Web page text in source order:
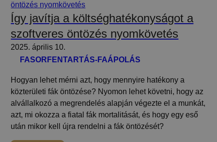
Így javítja a költséghatékonyságot a
szoftveres öntözés nyomkövetés
2025. április 10.
FASORFENTARTÁS-FAÁPOLÁS
Hogyan lehet mérni azt, hogy mennyire hatékony a
közterületi fák öntözése? Nyomon lehet követni, hogy az
alvállalkozó a megrendelés alapján végezte el a munkát,
azt, mi okozza a fiatal fák mortalitását, és hogy egy eső
után mikor kell újra rendelni a fák öntözését?